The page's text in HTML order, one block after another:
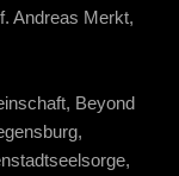
Andreas Merkt,
Beyond